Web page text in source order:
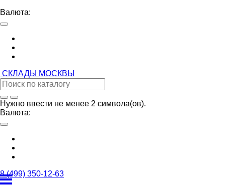
Валюта:
СКЛАДЫ МОСКВЫ
Нужно ввести не менее 2 символа(ов).
Валюта:
8 (499) 350-12-63